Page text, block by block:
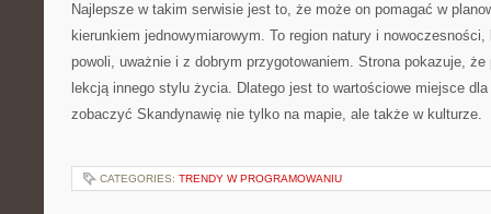
Najlepsze w takim serwisie jest to, że może on pomagać w
kierunkiem jednowymiarowym. To region natury i
powoli, uważnie i z dobrym przygotowaniem. Strona pokazuje, że
lekcją innego stylu życia. Dlatego jest to wartościowe miejsce
zobaczyć Skandynawię nie tylko na mapie, ale także w kulturze.
CATEGORIES: TRENDY W PROGRAMOWANIU